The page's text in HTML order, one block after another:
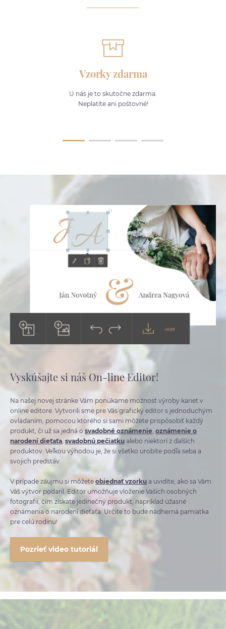
Vzorky zdarma
U nás je to skutočne zdarma.
Neplatíte ani poštovné!
Vyskúšajte si náš On-line Editor!
Na našej novej stránke Vám ponúkame možnosť výroby kariet v
online editore. Vytvorili sme pre Vás grafický editor s jednoduchým
ovládaním, pomocou ktorého si sami môžete prispôsobiť každý
produkt, či už sa jedná osvadobné oznámenie oznámenie o
narodení dieťaťa svadobnú pečiatku alebo niektorí z ďalších
produktov. Veľkou výhodou je, že si všetko urobíte podľa seba a
svojich predstáv.
V prípade záujmu si môžete objednať vzorku a uvidíte, ako sa Vám
Váš výtvor podaril. Editor umožňuje vloženie Vašich osobných
fotografii, čím získate jedinečný produkt, napríklad úžasné
oznámenia o narodení dieťaťa. Určite to bude nádherná pamiatka
pre celú rodinu!
Pozrieť video tutoriál